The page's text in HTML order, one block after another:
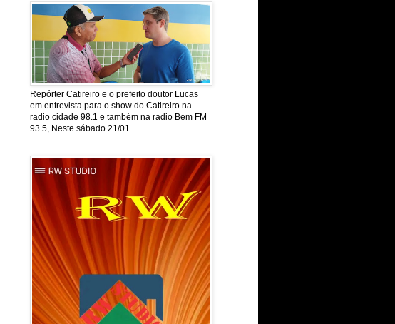
Repórter Catireiro e o prefeito doutor Lucas
em entrevista para o show do Catireiro na
radio cidade 98.1 e também na radio Bem FM
93.5, Neste sábado 21/01.